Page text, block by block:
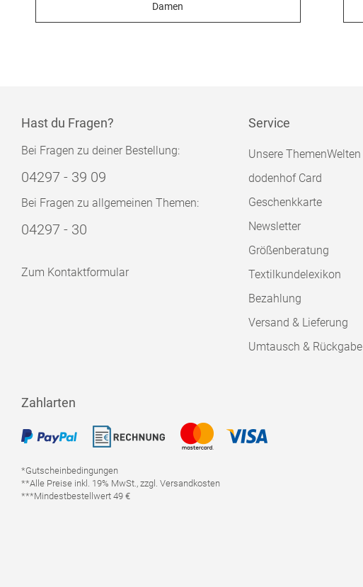
Damen
Hast du Fragen?
Bei Fragen zu deiner Bestellung:
04297 - 39 09
Bei Fragen zu allgemeinen Themen:
04297 - 30
Zum Kontaktformular
Service
Unsere ThemenWelten
dodenhof Card
Geschenkkarte
Newsletter
Größenberatung
Textilkundelexikon
Bezahlung
Versand & Lieferung
Umtausch & Rückgabe
Zahlarten
*Gutscheinbedingungen
**Alle Preise inkl. 19% MwSt., zzgl. Versandkosten
***Mindestbestellwert 49 €